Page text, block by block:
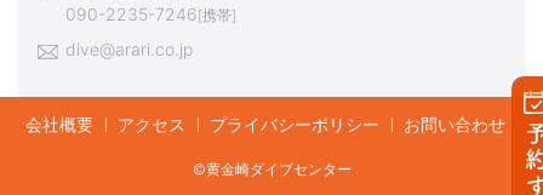
予
090-2235-7246[携帯]
dive@arari.co.jp
会社概要 アクセス プライバシーポリシー お問い合わせ
©︎黄金崎ダイブセンター